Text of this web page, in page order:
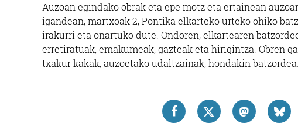
Auzoan egindako obrak eta epe motz eta ertainean
igandean, martxoak 2, Pontika elkarteko urteko ohiko
irakurri eta onartuko dute. Ondoren, elkartearen
erretiratuak, emakumeak, gazteak eta hirigintza. Obren
txakur kakak, auzoetako udaltzainak, hondakin